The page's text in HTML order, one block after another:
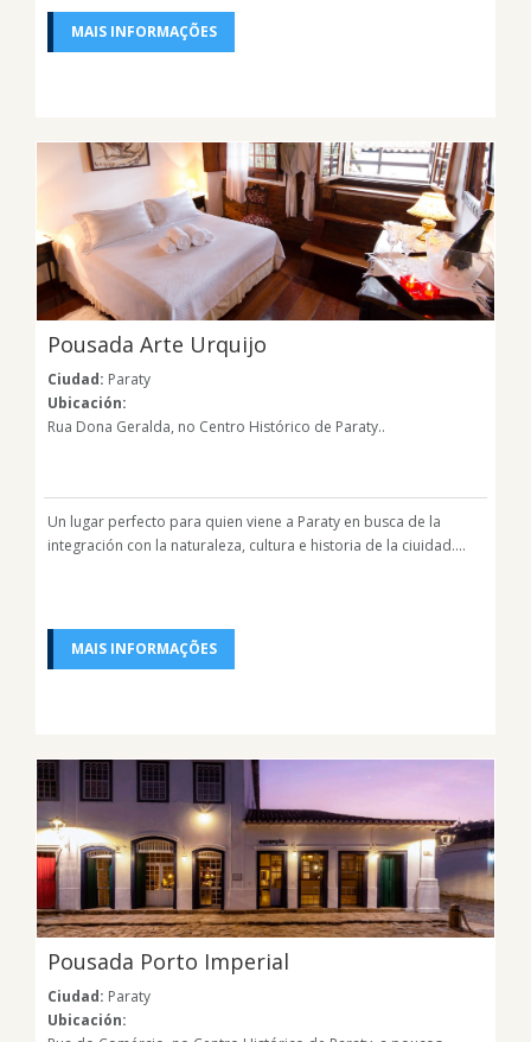
MAIS INFORMAÇÕES
Pousada Arte Urquijo
Ciudad: Paraty
Ubicación:
Rua Dona Geralda, no Centro Histórico de Paraty..
Un lugar perfecto para quien viene a Paraty en busca de la
integración con la naturaleza, cultura e historia de la ciuidad....
MAIS INFORMAÇÕES
Pousada Porto Imperial
Ciudad: Paraty
Ubicación: